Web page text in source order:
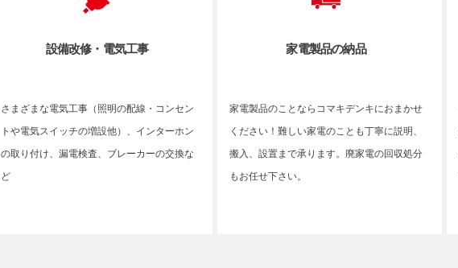
設備改修・電気工事
さまざまな電気工事（照明の配線・コンセン
トや電気スイッチの増設他）、インターホン
の取り付け、漏電検査、ブレーカーの交換な
ど
家電製品の納品
家電製品のことならコマキデンキにおまかせ
ください！難しい家電のことも丁寧に説明、
搬入、設置まで承ります。廃家電の回収処分
もお任せ下さい。